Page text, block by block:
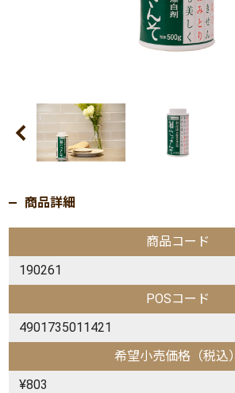
商品詳細
商品コード
190261
POSコード
4901735011421
希望小売価格（税込）
¥803